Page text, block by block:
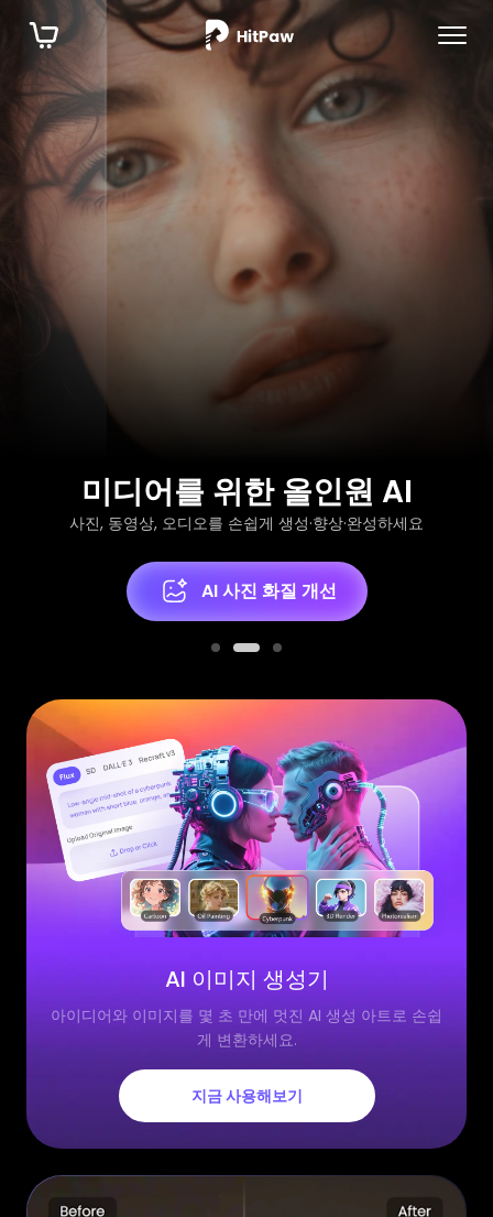
미디어를 위한 올인원 AI
사진, 동영상, 오디오를 손쉽게 생성·향상·완성하세요
AI 사진 화질 개선
AI 이미지 생성기
아이디어와 이미지를 몇 초 만에 멋진 AI 생성 아트로 손쉽
게 변환하세요.
지금 사용해보기